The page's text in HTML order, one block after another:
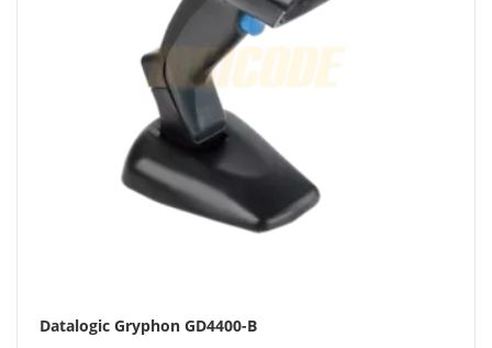
Datalogic Gryphon GD4400-B